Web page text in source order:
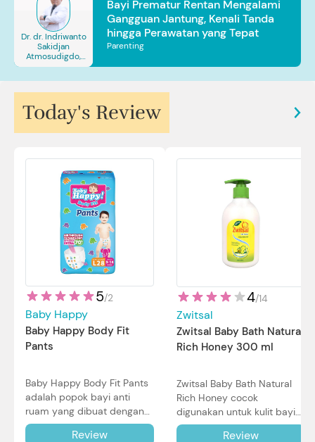
Dr. dr. Indriwanto
Sakidjan
Atmosudigdo,
Sp.JP(K). MARS
Bayi Prematur Rentan Mengalami
Gangguan Jantung, Kenali Tanda
hingga Perawatan yang Tepat
Parenting
Today's Review
5/2
Baby Happy
Baby Happy Body Fit
Pants
Baby Happy Body Fit Pants
adalah popok bayi anti
ruam yang dibuat dengan
teknologi Air Through
Technology.Review
4/14
Zwitsal
Zwitsal Baby Bath Natural
Rich Honey 300 ml
Zwitsal Baby Bath Natural
Rich Honey cocok
digunakan untuk kulit bayi
baru lahir bahkan kulit
Review